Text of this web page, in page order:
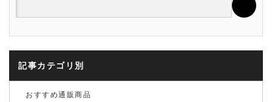
記事カテゴリ別
おすすめ通販商品